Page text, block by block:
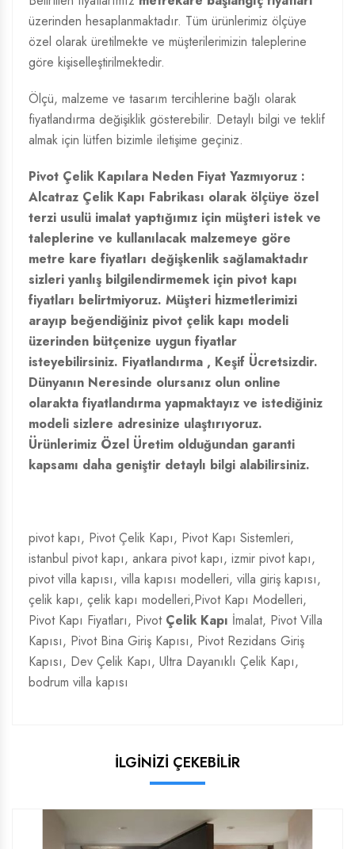
üzerinden hesaplanmaktadır. Tüm ürünlerimiz ölçüye
özel olarak üretilmekte ve müşterilerimizin taleplerine
göre kişiselleştirilmektedir.
Ölçü, malzeme ve tasarım tercihlerine bağlı olarak
fiyatlandırma değişiklik gösterebilir. Detaylı bilgi ve teklif
almak için lütfen bizimle iletişime geçiniz.
Pivot Çelik Kapılara Neden Fiyat Yazmıyoruz :
Alcatraz Çelik Kapı Fabrikası olarak ölçüye özel
terzi usulü imalat yaptığımız için müşteri istek ve
taleplerine ve kullanılacak malzemeye göre
metre kare fiyatları değişkenlik sağlamaktadır
sizleri yanlış bilgilendirmemek için pivot kapı
fiyatları belirtmiyoruz. Müşteri hizmetlerimizi
arayıp beğendiğiniz pivot çelik kapı modeli
üzerinden bütçenize uygun fiyatlar
isteyebilirsiniz. Fiyatlandırma , Keşif Ücretsizdir.
Dünyanın Neresinde olursanız olun online
olarakta fiyatlandırma yapmaktayız ve istediğiniz
modeli sizlere adresinize ulaştırıyoruz.
Ürünlerimiz Özel Üretim olduğundan garanti
kapsamı daha geniştir detaylı bilgi alabilirsiniz.
pivot kapı, Pivot Çelik Kapı, Pivot Kapı Sistemleri,
istanbul pivot kapı, ankara pivot kapı, izmir pivot kapı,
pivot villa kapısı, villa kapısı modelleri, villa giriş kapısı,
çelik kapı, çelik kapı modelleri,Pivot Kapı Modelleri,
Pivot Kapı Fiyatları, Pivot Çelik Kapı İmalat, Pivot Villa
Kapısı, Pivot Bina Giriş Kapısı, Pivot Rezidans Giriş
Kapısı, Dev Çelik Kapı, Ultra Dayanıklı Çelik Kapı,
bodrum villa kapısı
İLGİNİZİ ÇEKEBİLİR